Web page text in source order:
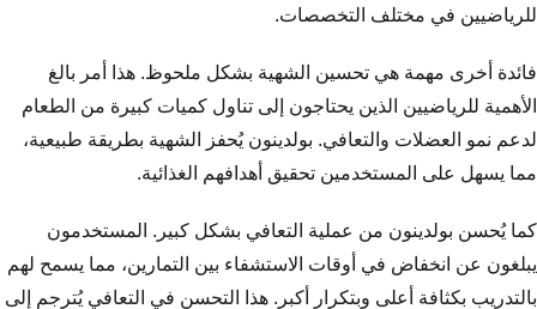
للرياضيين في مختلف التخصصات.
فائدة أخرى مهمة هي تحسين الشهية بشكل ملحوظ. هذا أمر بالغ
الأهمية للرياضيين الذين يحتاجون إلى تناول كميات كبيرة من الطعام
لدعم نمو العضلات والتعافي. بولدينون يُحفز الشهية بطريقة طبيعية،
مما يسهل على المستخدمين تحقيق أهدافهم الغذائية.
كما يُحسن بولدينون من عملية التعافي بشكل كبير. المستخدمون
يبلغون عن انخفاض في أوقات الاستشفاء بين التمارين، مما يسمح لهم
بالتدريب بكثافة أعلى وبتكرار أكبر. هذا التحسن في التعافي يُترجم إلى